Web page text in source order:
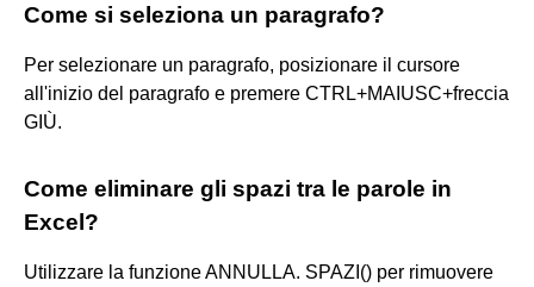
Come si seleziona un paragrafo?
Per selezionare un paragrafo, posizionare il cursore
all'inizio del paragrafo e premere CTRL+MAIUSC+freccia
GIÙ.
Come eliminare gli spazi tra le parole in
Excel?
Utilizzare la funzione ANNULLA. SPAZI() per rimuovere